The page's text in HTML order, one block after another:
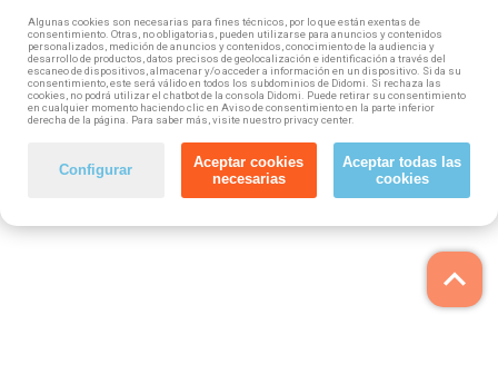
keyboard_arrow_up
Algunas cookies son necesarias para fines técnicos, por lo que están exentas de
consentimiento. Otras, no obligatorias, pueden utilizarse para anuncios y contenidos
personalizados, medición de anuncios y contenidos, conocimiento de la audiencia y
desarrollo de productos, datos precisos de geolocalización e identificación a través del
escaneo de dispositivos, almacenar y/o acceder a información en un dispositivo. Si da su
consentimiento, este será válido en todos los subdominios de Didomi. Si rechaza las
cookies, no podrá utilizar el chatbot de la consola Didomi. Puede retirar su consentimiento
en cualquier momento haciendo clic en Aviso de consentimiento en la parte inferior
derecha de la página. Para saber más, visite nuestro privacy center.
Configurar
Aceptar cookies
necesarias
Aceptar todas las
cookies